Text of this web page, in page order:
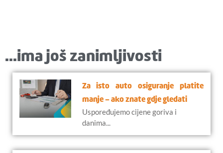
...ima još zanimljivosti
Za isto auto osiguranje platite
manje – ako znate gdje gledati
Uspoređujemo cijene goriva i
danima...